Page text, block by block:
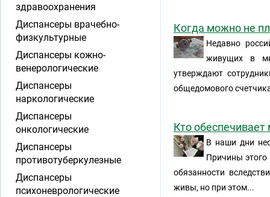
Когда можно не
Недавно
живущих в
утверждают
общедомового
Кто
В наши дни
Причины этого
обязанности
живы, но при этом...
здравоохранения
Диспансеры врачебно-
физкультурные
Диспансеры кожно-
венерологические
Диспансеры
наркологические
Диспансеры
онкологические
Диспансеры
противотуберкулезные
Диспансеры
психоневрологические